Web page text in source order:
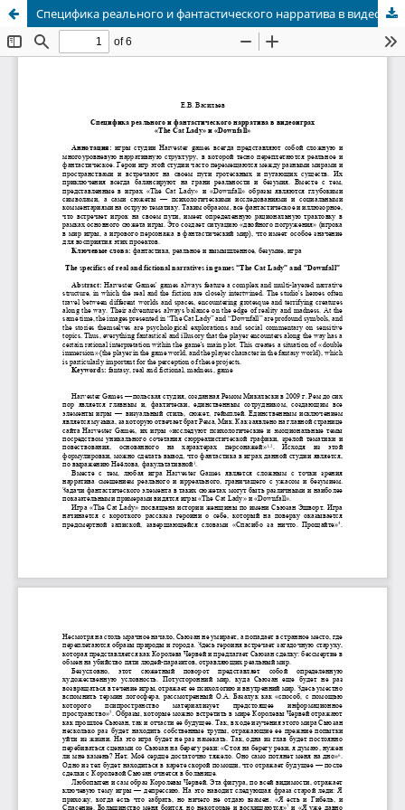
Специфика реального и фантастического нарратива в видеоиграх «The Cat Lady» и «Downfall»